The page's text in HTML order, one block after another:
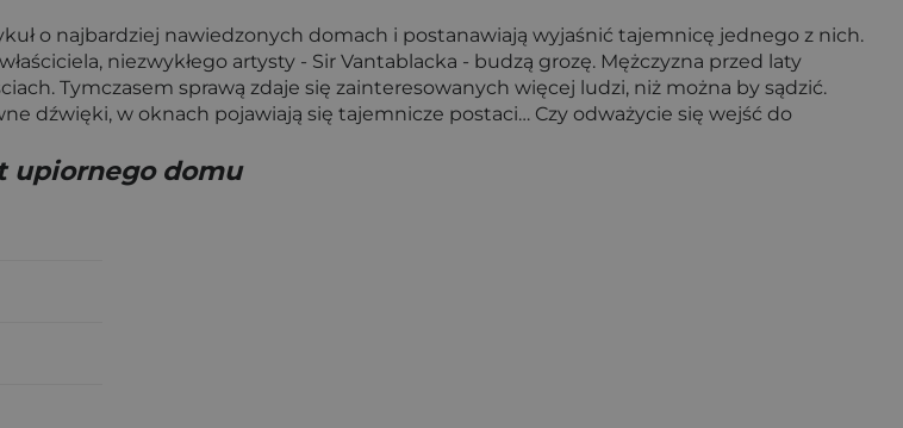
o najbardziej nawiedzonych domach i postanawiają wyjaśnić tajemnicę jednego z nich.
niezwykłego artysty - Sir Vantablacka - budzą grozę. Mężczyzna przed laty
Tymczasem sprawą zdaje się zainteresowanych więcej ludzi, niż można by sądzić.
dźwięki, w oknach pojawiają się tajemnicze postaci… Czy odważycie się wejść do
upiornego domu